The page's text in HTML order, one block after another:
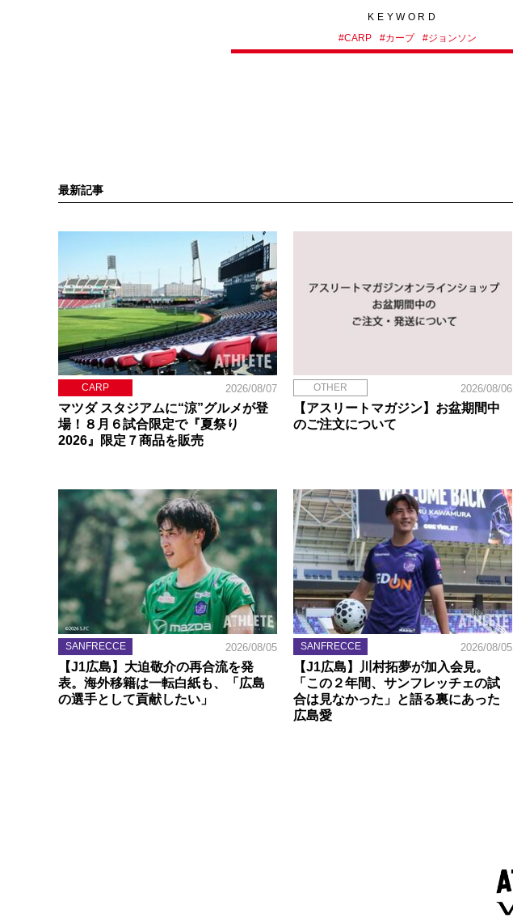
KEYWORD
#CARP #カープ #ジョンソン
最新記事
CARP 2026/08/07
マツダ スタジアムに“涼”グルメが登
場！８月６試合限定で『夏祭り
2026』限定７商品を販売
OTHER 2026/08/06
【アスリートマガジン】お盆期間中
のご注文について
SANFRECCE 2026/08/05
【J1広島】大迫敬介の再合流を発
表。海外移籍は一転白紙も、「広島
の選手として貢献したい」
SANFRECCE 2026/08/05
【J1広島】川村拓夢が加入会見。
「この２年間、サンフレッチェの試
合は見なかった」と語る裏にあった
広島愛